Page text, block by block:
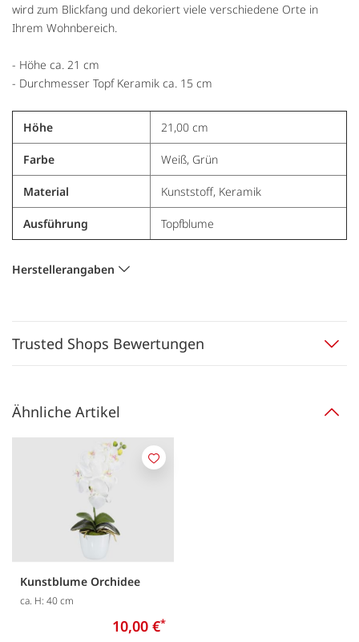
wird zum Blickfang und dekoriert viele verschiedene Orte in
Ihrem Wohnbereich.
- Höhe ca. 21 cm
- Durchmesser Topf Keramik ca. 15 cm
Höhe 21,00 cm
Farbe Weiß, Grün
Material Kunststoff, Keramik
Ausführung Topfblume
Herstellerangaben
Trusted Shops Bewertungen
Ähnliche Artikel
Kunstblume Orchidee
ca. H: 40 cm
10,00 €*
Merken